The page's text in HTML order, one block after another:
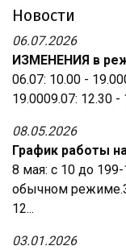
Новости
06.07.2026
ИЗМЕНЕНИЯ в
06.07: 10.00 -
19.0009.07: 12.30
08.05.2026
График работы
8 мая: с 10 до
обычном
12...
03.01.2026